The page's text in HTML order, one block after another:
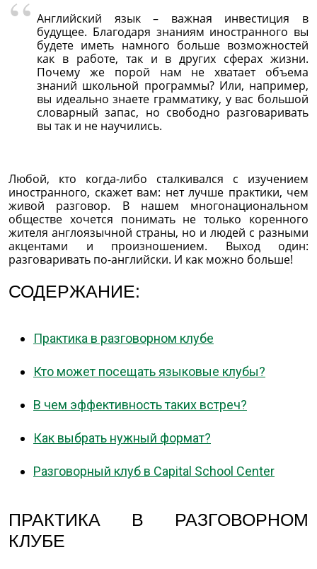
Английский язык – важная инвестиция в
будущее. Благодаря знаниям иностранного вы
будете иметь намного больше возможностей
как в работе, так и в других сферах жизни.
Почему же порой нам не хватает объема
знаний школьной программы? Или, например,
вы идеально знаете грамматику, у вас большой
словарный запас, но свободно разговаривать
вы так и не научились.
Любой, кто когда-либо сталкивался с изучением
иностранного, скажет вам: нет лучше практики, чем
живой разговор. В нашем многонациональном
обществе хочется понимать не только коренного
жителя англоязычной страны, но и людей с разными
акцентами и произношением. Выход один:
разговаривать по-английски. И как можно больше!
СОДЕРЖАНИЕ:
Практика в разговорном клубе
Кто может посещать языковые клубы?
В чем эффективность таких встреч?
Как выбрать нужный формат?
Разговорный клуб в Capital School Center
ПРАКТИКА В РАЗГОВОРНОМ
КЛУБЕ